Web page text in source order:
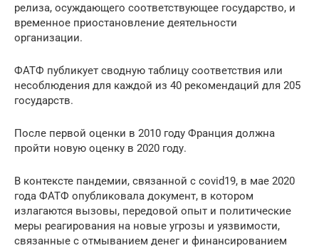
релиза, осуждающего соответствующее государство, и
временное приостановление деятельности
организации.
ФАТФ публикует сводную таблицу соответствия или
несоблюдения для каждой из 40 рекомендаций для 205
государств.
После первой оценки в 2010 году Франция должна
пройти новую оценку в 2020 году.
В контексте пандемии, связанной с covid19, в мае 2020
года ФАТФ опубликовала документ, в котором
излагаются вызовы, передовой опыт и политические
меры реагирования на новые угрозы и уязвимости,
связанные с отмыванием денег и финансированием